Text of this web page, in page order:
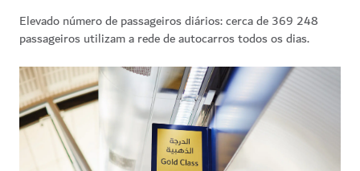
Elevado número de passageiros diários:cerca de 369 248
passageiros utilizam a rede de autocarros todos os dias.